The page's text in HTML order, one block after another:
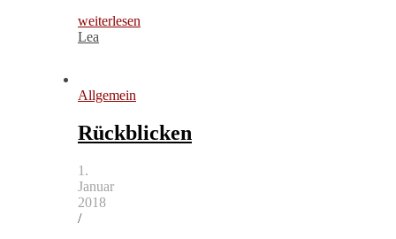
weiterlesen
Lea
Allgemein
Rückblicken
1.
Januar
2018
/